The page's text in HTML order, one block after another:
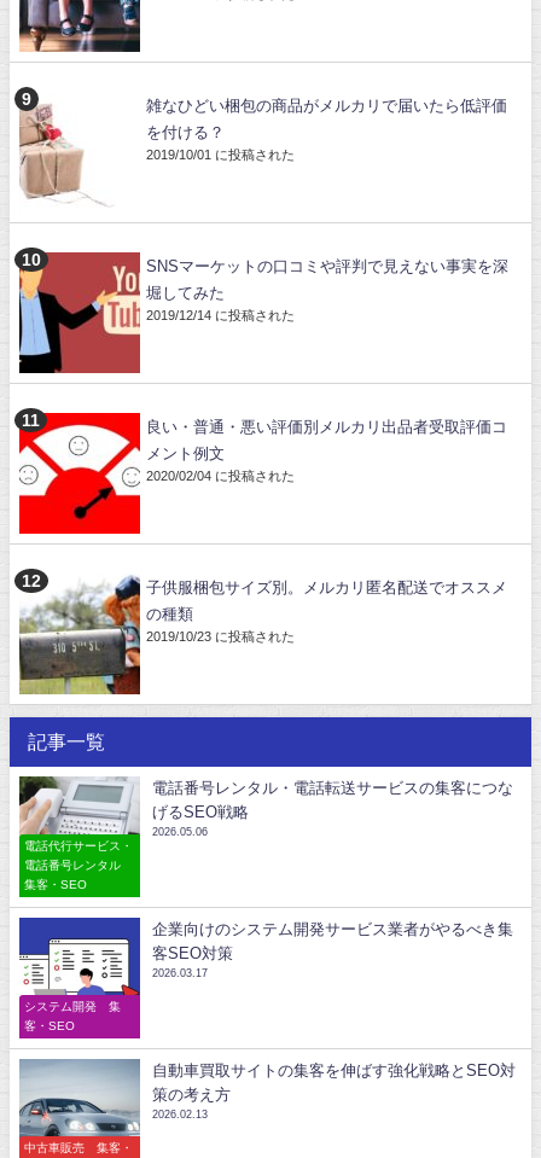
雑なひどい梱包の商品がメルカリで届いたら低評価
を付ける？
2019/10/01 に投稿された
SNSマーケットの口コミや評判で見えない事実を深
堀してみた
2019/12/14 に投稿された
良い・普通・悪い評価別メルカリ出品者受取評価コ
メント例文
2020/02/04 に投稿された
子供服梱包サイズ別。メルカリ匿名配送でオススメ
の種類
2019/10/23 に投稿された
記事一覧
電話代行サービス・
電話番号レンタル
集客・SEO
電話番号レンタル・電話転送サービスの集客につな
げるSEO戦略
2026.05.06
システム開発 集
客・SEO
企業向けのシステム開発サービス業者がやるべき集
客SEO対策
2026.03.17
中古車販売 集客・
自動車買取サイトの集客を伸ばす強化戦略とSEO対
策の考え方
2026.02.13